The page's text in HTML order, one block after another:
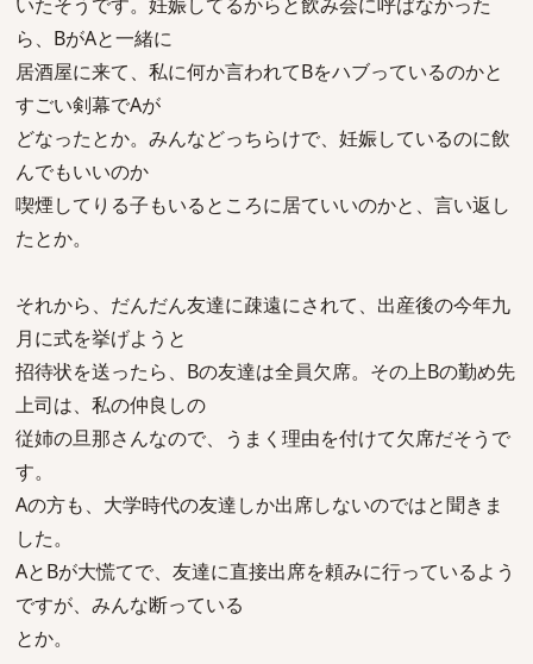
ら、BがAと一緒に
居酒屋に来て、私に何か言われてBをハブっているのかと
すごい剣幕でAが
どなったとか。みんなどっちらけで、妊娠しているのに飲
んでもいいのか
喫煙してりる子もいるところに居ていいのかと、言い返し
たとか。
それから、だんだん友達に疎遠にされて、出産後の今年九
月に式を挙げようと
招待状を送ったら、Bの友達は全員欠席。その上Bの勤め先
上司は、私の仲良しの
従姉の旦那さんなので、うまく理由を付けて欠席だそうで
す。
Aの方も、大学時代の友達しか出席しないのではと聞きま
した。
AとBが大慌てで、友達に直接出席を頼みに行っているよう
ですが、みんな断っている
とか。